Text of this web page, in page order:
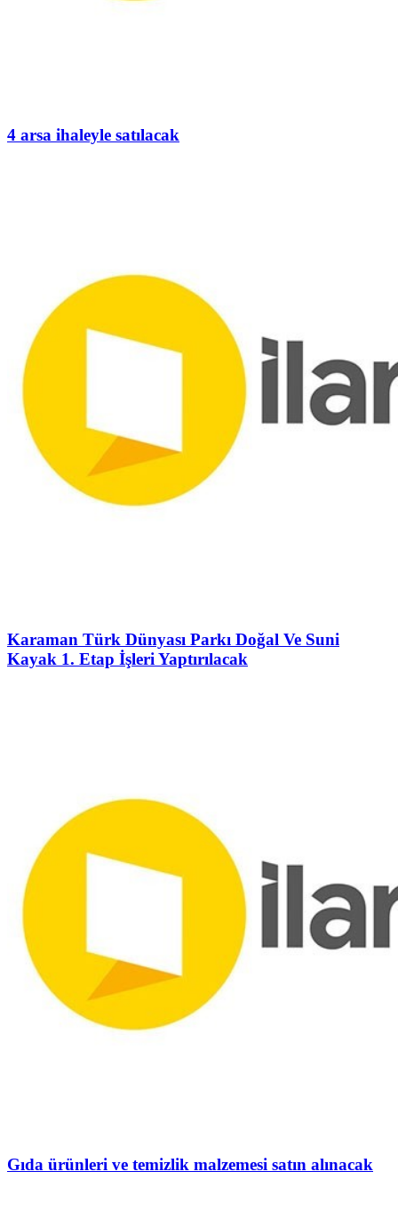
4 arsa ihaleyle satılacak
Karaman Türk Dünyası Parkı Doğal Ve Suni
Kayak 1. Etap İşleri Yaptırılacak
Gıda ürünleri ve temizlik malzemesi satın alınacak